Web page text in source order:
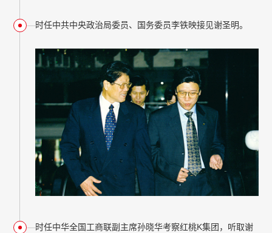
时任中共中央政治局委员、国务委员李铁映接见谢圣明。
时任中华全国工商联副主席孙晓华考察红桃K集团，听取谢